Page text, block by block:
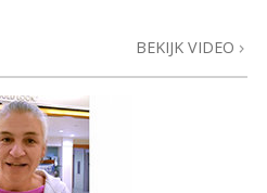
BEKIJK VIDEO